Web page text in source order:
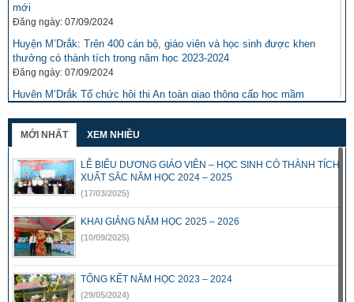
mới
Đăng ngày: 07/09/2024
Huyện M’Drắk: Trên 400 cán bộ, giáo viên và học sinh được khen
thưởng có thành tích trong năm học 2023-2024
Đăng ngày: 07/09/2024
Huyện M’Drắk Tổ chức hội thi An toàn giao thông cấp học mầm
Đăng ngày: 23/04/2024
Báo GD&TĐ kết nối mang niềm vui cho học trò nghèo hiếu học tại
Đắk Lắk
Đăng ngày: 29/03/2024
Chuyên đề: Học tập và làm theo tư tưởng, phong cách Hồ Chí
Minh
Đăng ngày: 02/03/2024
Hội thao truyền thống ngành GD-ĐT huyện M’Drắk năm 2023
Đăng ngày: 29/02/2024
Trao hơn 550 phần quà tặng trẻ em khó khăn tại huyện M’Drắk
Đăng ngày: 29/02/2024
MỚI NHẤT XEM NHIỀU
LỄ BIỂU DƯƠNG GIÁO VIÊN – HỌC SINH CÓ THÀNH TÍCH
XUẤT SẮC NĂM HỌC 2024 – 2025
(17/03/2025)
KHAI GIẢNG NĂM HỌC 2025 – 2026
(10/09/2025)
TỔNG KẾT NĂM HỌC 2023 – 2024
(29/05/2024)